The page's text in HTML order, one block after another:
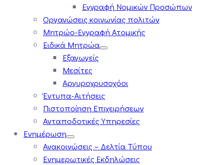
Εγγραφή Νομικών Προσώπων
Οργανώσεις κοινωνίας πολιτών
Μητρώο-Εγγραφή Ατομικής
Ειδικά Μητρώα
Εξαγωγείς
Μεσίτες
Αργυροχρυσοχόοι
Έντυπα-Αιτήσεις
Πιστοποίηση Επιχειρήσεων
Ανταποδοτικές Υπηρεσίες
Ενημέρωση
Ανακοινώσεις – Δελτία Τύπου
Ενημερωτικές Εκδηλώσεις